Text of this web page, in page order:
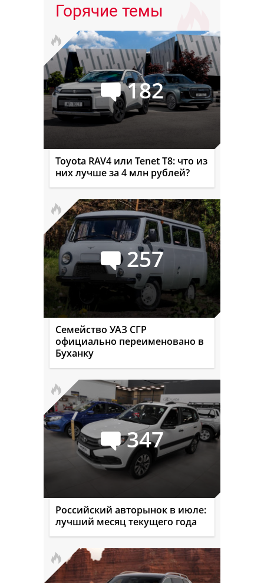
Горячие темы
182
Toyota RAV4 или Tenet T8: что из
них лучше за 4 млн рублей?
257
Семейство УАЗ СГР
официально переименовано в
Буханку
347
Российский авторынок в июле:
лучший месяц текущего года